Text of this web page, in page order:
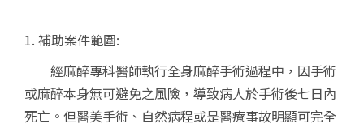
1. 補助案件範圍:
經麻醉專科醫師執行全身麻醉手術過程中，因手術
或麻醉本身無可避免之風險，導致病人於手術後七日內
死亡。但醫美手術、自然病程或是醫療事故明顯可完全